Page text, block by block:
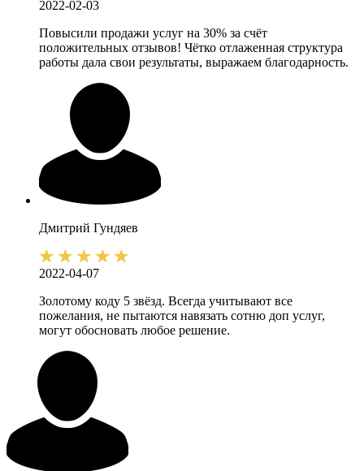
2022-02-03
Повысили продажи услуг на 30% за счёт
положительных отзывов! Чётко отлаженная структура
работы дала свои результаты, выражаем благодарность.
Дмитрий Гундяев
2022-04-07
Золотому коду 5 звёзд. Всегда учитывают все
пожелания, не пытаются навязать сотню доп услуг,
могут обосновать любое решение.